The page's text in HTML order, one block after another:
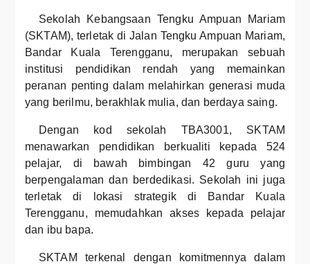
Sekolah Kebangsaan Tengku Ampuan Mariam
(SKTAM), terletak di Jalan Tengku Ampuan Mariam,
Bandar Kuala Terengganu, merupakan sebuah
institusi pendidikan rendah yang memainkan
peranan penting dalam melahirkan generasi muda
yang berilmu, berakhlak mulia, dan berdaya saing.
Dengan kod sekolah TBA3001, SKTAM
menawarkan pendidikan berkualiti kepada 524
pelajar, di bawah bimbingan 42 guru yang
berpengalaman dan berdedikasi. Sekolah ini juga
terletak di lokasi strategik di Bandar Kuala
Terengganu, memudahkan akses kepada pelajar
dan ibu bapa.
SKTAM terkenal dengan komitmennya dalam